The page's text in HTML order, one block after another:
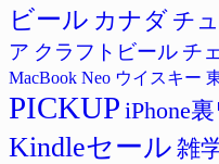
ービール カナダ チ
ア クラフトビール チ
MacBook Neo ウイスキー
PICKUP iPhone
Kindleセール 雑